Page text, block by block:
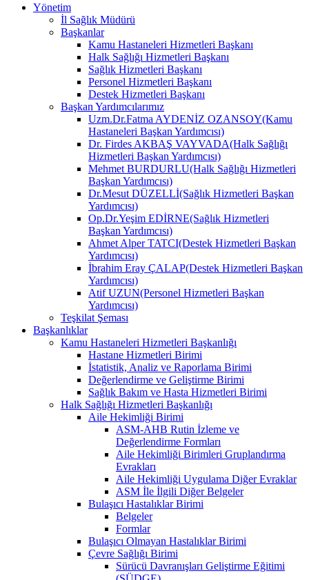
Yönetim
İl Sağlık Müdürü
Başkanlar
Kamu Hastaneleri Hizmetleri Başkanı
Halk Sağlığı Hizmetleri Başkanı
Sağlık Hizmetleri Başkanı
Personel Hizmetleri Başkanı
Destek Hizmetleri Başkanı
Başkan Yardımcılarımız
Uzm.Dr.Fatma AYDENİZ OZANSOY(Kamu
Hastaneleri Başkan Yardımcısı)
Dr. Firdes AKBAŞ VAYVADA(Halk Sağlığı
Hizmetleri Başkan Yardımcısı)
Mehmet BURDURLU(Halk Sağlığı Hizmetleri
Başkan Yardımcısı)
Dr.Mesut DÜZELLİ(Sağlık Hizmetleri Başkan
Yardımcısı)
Op.Dr.Yeşim EDİRNE(Sağlık Hizmetleri
Başkan Yardımcısı)
Ahmet Alper TATCI(Destek Hizmetleri Başkan
Yardımcısı)
İbrahim Eray ÇALAP(Destek Hizmetleri Başkan
Yardımcısı)
Atif UZUN(Personel Hizmetleri Başkan
Yardımcısı)
Teşkilat Şeması
Başkanlıklar
Kamu Hastaneleri Hizmetleri Başkanlığı
Hastane Hizmetleri Birimi
İstatistik, Analiz ve Raporlama Birimi
Değerlendirme ve Geliştirme Birimi
Sağlık Bakım ve Hasta Hizmetleri Birimi
Halk Sağlığı Hizmetleri Başkanlığı
Aile Hekimliği Birimi
ASM-AHB Rutin İzleme ve
Değerlendirme Formları
Aile Hekimliği Birimleri Gruplandırma
Evrakları
Aile Hekimliği Uygulama Diğer Evraklar
ASM İle İlgili Diğer Belgeler
Bulaşıcı Hastalıklar Birimi
Belgeler
Formlar
Bulaşıcı Olmayan Hastalıklar Birimi
Çevre Sağlığı Birimi
Sürücü Davranışları Geliştirme Eğitimi